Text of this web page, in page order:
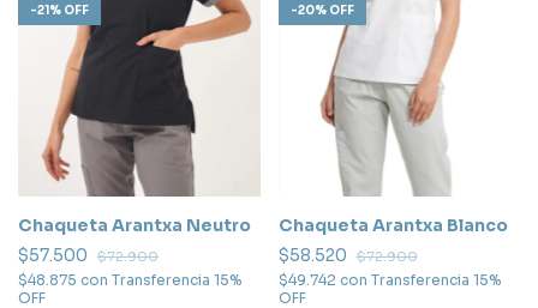
-21% OFF
Chaqueta Arantxa Neutro
$57.500
$72.900
$48.875 con Transferencia 15%
OFF
-20% OFF
Chaqueta Arantxa Blanco
$58.520
$72.900
$49.742 con Transferencia 15%
OFF